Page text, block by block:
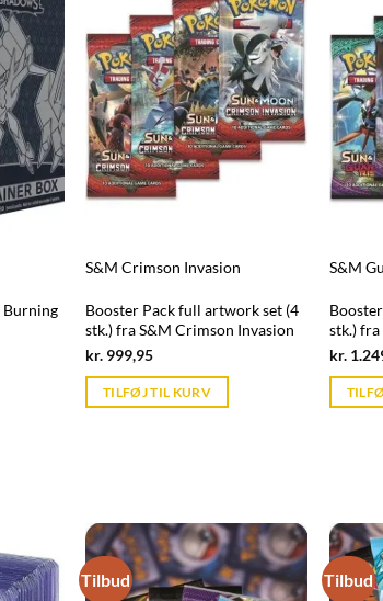
Burning
S&M Crimson Invasion
Booster Pack full artwork set (4
stk.) fra S&M Crimson Invasion
kr. 999,95Current
is:
kr. 39,95.
TILFØJ TIL KURV
S&M
stk.) fra
kr.
Tilbud Tilbud